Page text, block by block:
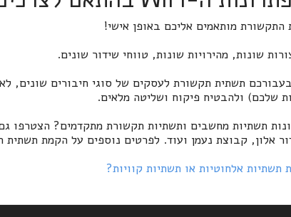
התקשורת מותאמים אליכם באופן אישי!
תשתית תקשורת לעסקים של סוגי חיבורים שונים,
שלכם) ולהבטיח פיקוח ושליטה מלאים.
תשתיות מחשבים ותשתיות תקשורת מתקדמים? הצטרפו
אלון, קבוצת נעמן ועוד. לפרטים נוספים על הקמת
תשתיות אלחוטיות או תשתיות קוויות?